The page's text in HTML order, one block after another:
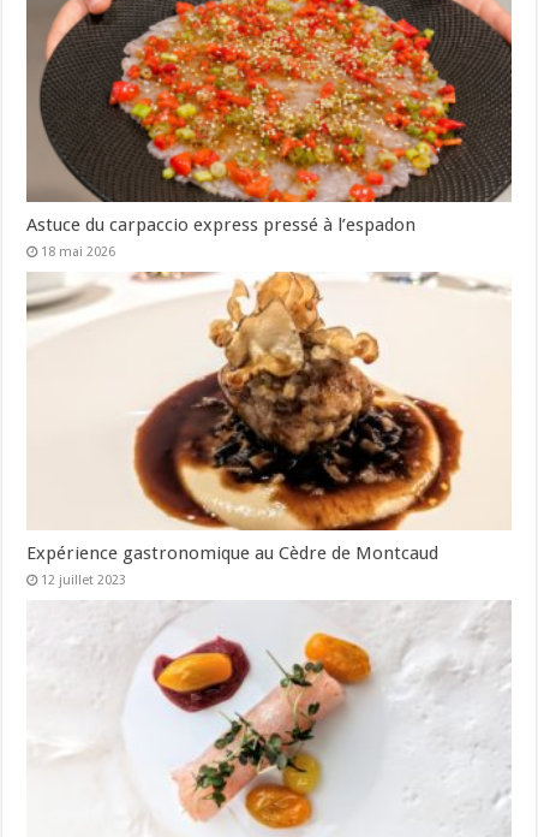
Astuce du carpaccio express pressé à l’espadon
18 mai 2026
Expérience gastronomique au Cèdre de Montcaud
12 juillet 2023